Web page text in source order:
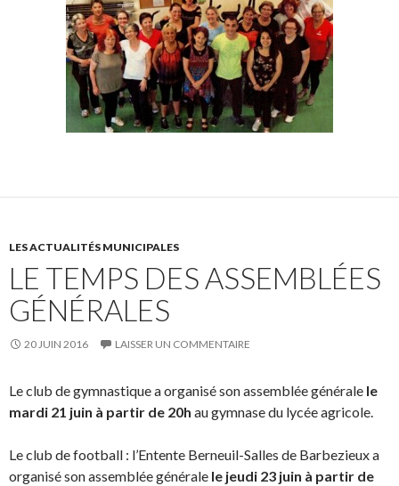
LES ACTUALITÉS MUNICIPALES
LE TEMPS DES ASSEMBLÉES
GÉNÉRALES
20 JUIN 2016 LAISSER UN COMMENTAIRE
Le club de gymnastique a organisé son assemblée générale le
mardi 21 juin à partir de 20h au gymnase du lycée agricole.
Le club de football : l’Entente Berneuil-Salles de Barbezieux a
organisé son assemblée générale le jeudi 23 juin à partir de